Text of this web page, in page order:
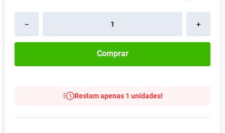
＋
－
Comprar
Restam apenas 1 unidades!